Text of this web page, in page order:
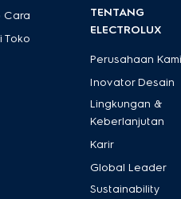
Cara
Toko
TENTANG
ELECTROLUX
Perusahaan Kami
Inovator Desain
Lingkungan &
Keberlanjutan
Karir
Global Leader
Sustainability